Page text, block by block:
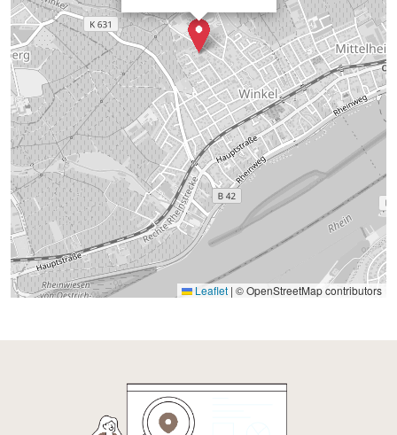
Leaflet | © OpenStreetMap contributors